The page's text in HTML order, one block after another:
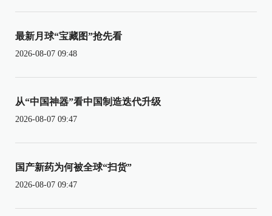
最新月球“宝藏图”抢先看
2026-08-07 09:48
从“中国神器”看中国制造迭代升级
2026-08-07 09:47
国产新药为何被全球“扫货”
2026-08-07 09:47